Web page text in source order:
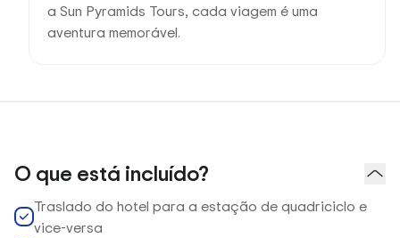
a Sun Pyramids Tours, cada viagem é uma
aventura memorável.
O que está incluído?
Traslado do hotel para a estação de quadriciclo e
vice-versa